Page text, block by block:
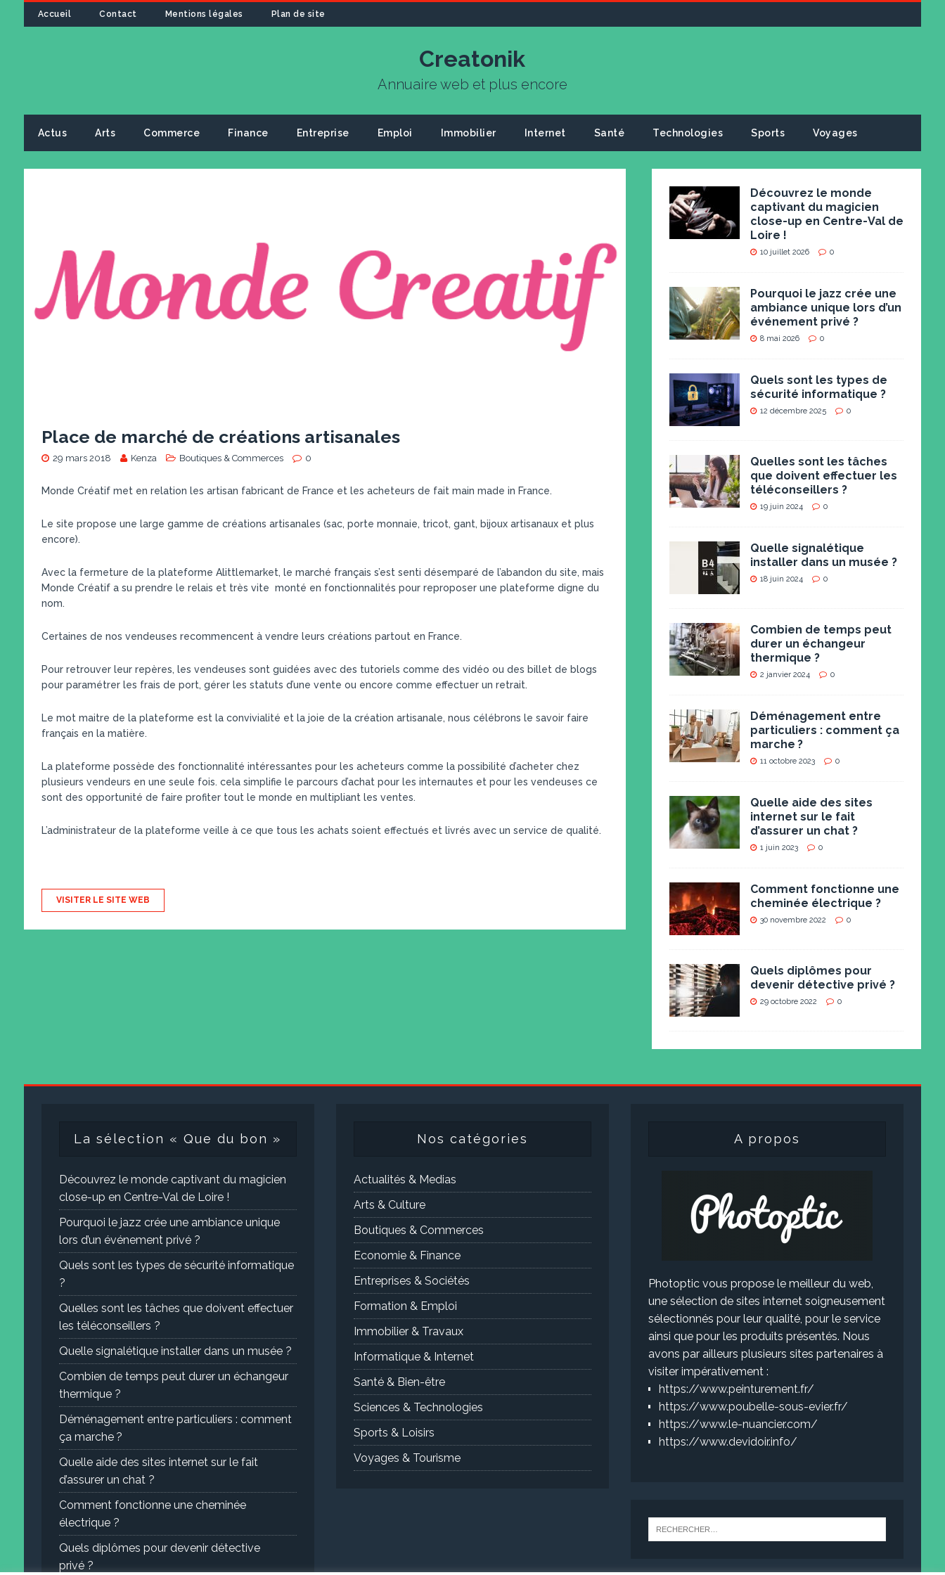
Accueil Contact Mentions légales Plan de site
Creatonik
Annuaire web et plus encore
Actus Arts Commerce Finance Entreprise Emploi Immobilier Internet Santé Technologies Sports Voyages
Place de marché de créations artisanales
29 mars 2018 Kenza Boutiques & Commerces 0
Monde Créatif met en relation les artisan fabricant de France et les acheteurs de fait main made in France.
Le site propose une large gamme de créations artisanales (sac, porte monnaie, tricot, gant, bijoux artisanaux et plus
encore).
Avec la fermeture de la plateforme Alittlemarket, le marché français s’est senti désemparé de l’abandon du site, mais
Monde Créatif a su prendre le relais et très vite monté en fonctionnalités pour reproposer une plateforme digne du
nom.
Certaines de nos vendeuses recommencent à vendre leurs créations partout en France.
Pour retrouver leur repères, les vendeuses sont guidées avec des tutoriels comme des vidéo ou des billet de blogs
pour paramétrer les frais de port, gérer les statuts d’une vente ou encore comme effectuer un retrait.
Le mot maitre de la plateforme est la convivialité et la joie de la création artisanale, nous célébrons le savoir faire
français en la matière.
La plateforme possède des fonctionnalité intéressantes pour les acheteurs comme la possibilité d’acheter chez
plusieurs vendeurs en une seule fois. cela simplifie le parcours d’achat pour les internautes et pour les vendeuses ce
sont des opportunité de faire profiter tout le monde en multipliant les ventes.
L’administrateur de la plateforme veille à ce que tous les achats soient effectués et livrés avec un service de qualité.
VISITER LE SITE WEB
Découvrez le monde
captivant du magicien
close-up en Centre-Val de
Loire !
10 juillet 2026 0
Pourquoi le jazz crée une
ambiance unique lors d’un
événement privé ?
8 mai 2026 0
Quels sont les types de
sécurité informatique ?
12 décembre 2025 0
Quelles sont les tâches
que doivent effectuer les
téléconseillers ?
19 juin 2024 0
Quelle signalétique
installer dans un musée ?
18 juin 2024 0
Combien de temps peut
durer un échangeur
thermique ?
2 janvier 2024 0
Déménagement entre
particuliers : comment ça
marche ?
11 octobre 2023 0
Quelle aide des sites
internet sur le fait
d’assurer un chat ?
1 juin 2023 0
Comment fonctionne une
cheminée électrique ?
30 novembre 2022 0
Quels diplômes pour
devenir détective privé ?
29 octobre 2022 0
La sélection « Que du bon »
Découvrez le monde captivant du magicien
close-up en Centre-Val de Loire !
Pourquoi le jazz crée une ambiance unique
lors d’un événement privé ?
Quels sont les types de sécurité informatique
?
Quelles sont les tâches que doivent effectuer
les téléconseillers ?
Quelle signalétique installer dans un musée ?
Combien de temps peut durer un échangeur
thermique ?
Déménagement entre particuliers : comment
ça marche ?
Quelle aide des sites internet sur le fait
d’assurer un chat ?
Comment fonctionne une cheminée
électrique ?
Quels diplômes pour devenir détective
privé ?
Nos catégories
Actualités & Medias
Arts & Culture
Boutiques & Commerces
Economie & Finance
Entreprises & Sociétés
Formation & Emploi
Immobilier & Travaux
Informatique & Internet
Santé & Bien-être
Sciences & Technologies
Sports & Loisirs
Voyages & Tourisme
A propos
Photoptic vous propose le meilleur du web,
une sélection de sites internet soigneusement
sélectionnés pour leur qualité, pour le service
ainsi que pour les produits présentés. Nous
avons par ailleurs plusieurs sites partenaires à
visiter impérativement :
https://www.peinturement.fr/
https://www.poubelle-sous-evier.fr/
https://www.le-nuancier.com/
https://www.devidoir.info/